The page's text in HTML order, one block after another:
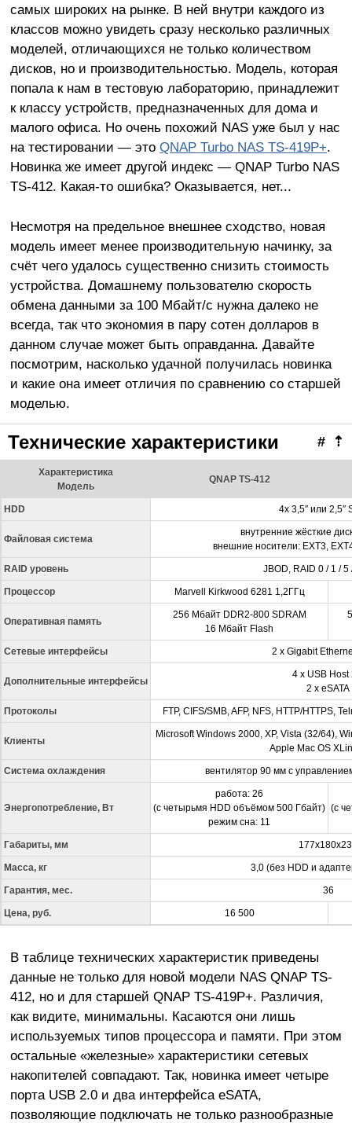
самых широких на рынке. В ней внутри каждого из
классов можно увидеть сразу несколько различных
моделей, отличающихся не только количеством
дисков, но и производительностью. Модель, которая
попала к нам в тестовую лабораторию, принадлежит
к классу устройств, предназначенных для дома и
малого офиса. Но очень похожий NAS уже был у нас
на тестировании — это QNAP Turbo NAS TS-419P+.
Новинка же имеет другой индекс — QNAP Turbo NAS
TS-412. Какая-то ошибка? Оказывается, нет...
Несмотря на предельное внешнее сходство, новая
модель имеет менее производительную начинку, за
счёт чего удалось существенно снизить стоимость
устройства. Домашнему пользователю скорость
обмена данными за 100 Мбайт/с нужна далеко не
всегда, так что экономия в пару сотен долларов в
данном случае может быть оправданна. Давайте
посмотрим, насколько удачной получилась новинка
и какие она имеет отличия по сравнению со старшей
моделью.
⇡
#
Технические характеристики
Характеристика
Модель
QNAP TS-412
HDD 4x 3,5″ или 2,5″
Файловая система
внутренние жёсткие
внешние носители: EXT3,
RAID уровень JBOD, RAID 0 / 1 / 5
Процессор Marvell Kirkwood 6281 1,2ГГц
Оперативная память
256 Мбайт DDR2-800 SDRAM
16 Мбайт Flash
Сетевые интерфейсы 2 х Gigabit
Дополнительные интерфейсы
4 x USB Host
2 х eSATA
Протоколы FTP, CIFS/SMB, AFP, NFS, HTTP/HTTPS,
Клиенты
Microsoft Windows 2000, XP, Vista (32/64),
Apple Mac OS
Система охлаждения вентилятор 90 мм с
Энергопотребление, Вт
работа: 26
(с четырьмя HDD объёмом 500 Гбайт)
режим сна: 11
(с
Габариты, мм
Масса, кг 3,0 (без HDD и
Гарантия, мес. 36
Цена, руб. 16 500
В таблице технических характеристик приведены
данные не только для новой модели NAS QNAP TS-
412, но и для старшей QNAP TS-419P+. Различия,
как видите, минимальны. Касаются они лишь
используемых типов процессора и памяти. При этом
остальные «железные» характеристики сетевых
накопителей совпадают. Так, новинка имеет четыре
порта USB 2.0 и два интерфейса eSATA,
позволяющие подключать не только разнообразные